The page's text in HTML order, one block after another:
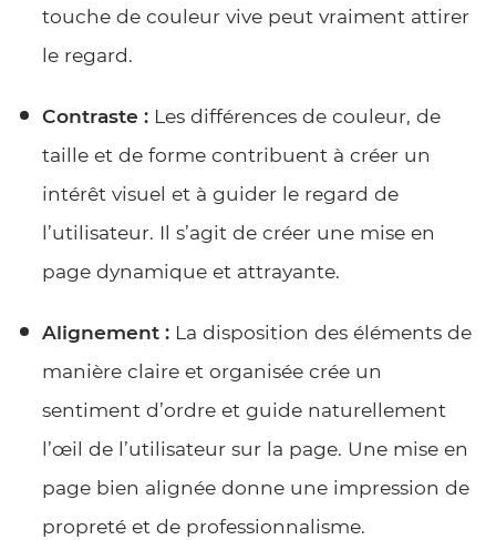
touche de couleur vive peut vraiment attirer
le regard.
Contraste :Les différences de couleur, de
taille et de forme contribuent à créer un
intérêt visuel et à guider le regard de
l’utilisateur. Il s’agit de créer une mise en
page dynamique et attrayante.
Alignement :La disposition des éléments de
manière claire et organisée crée un
sentiment d’ordre et guide naturellement
l’œil de l’utilisateur sur la page. Une mise en
page bien alignée donne une impression de
propreté et de professionnalisme.